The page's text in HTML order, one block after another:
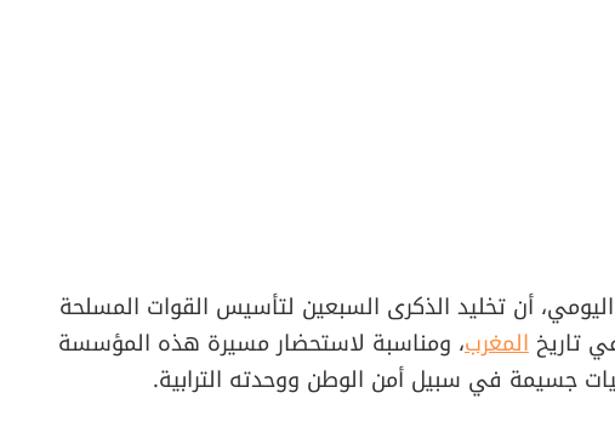
أن تخليد الذكرى السبعين لتأسيس القوات المسلحة
تاريخالمغرب، ومناسبة لاستحضار مسيرة هذه المؤسسة
جسيمة في سبيل أمن الوطن ووحدته الترابية.